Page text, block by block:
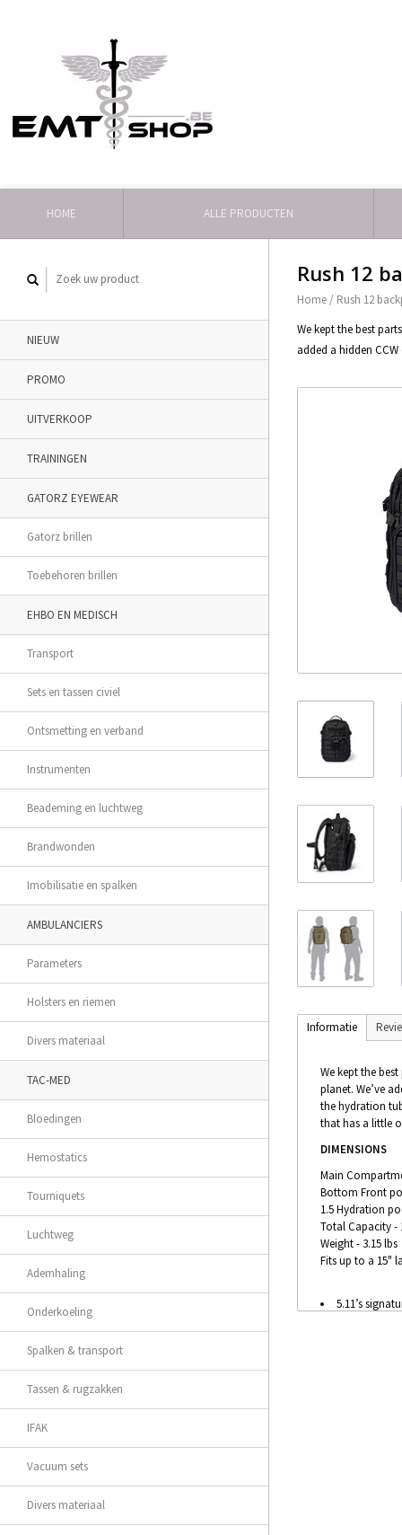
HOME ALLE PRODUCTEN
NIEUW
PROMO
UITVERKOOP
TRAININGEN
GATORZ EYEWEAR
Gatorz brillen
Toebehoren brillen
EHBO EN MEDISCH
Transport
Sets en tassen civiel
Ontsmetting en verband
Instrumenten
Beademing en luchtweg
Brandwonden
Imobilisatie en spalken
AMBULANCIERS
Parameters
Holsters en riemen
Divers materiaal
TAC-MED
Bloedingen
Hemostatics
Tourniquets
Luchtweg
Ademhaling
Onderkoeling
Spalken & transport
Tassen & rugzakken
IFAK
Vacuum sets
Divers materiaal
Rush 12
Home / Rush 12
We kept the best
added a hidden
Informatie
We kept the
planet. We’ve
the hydration
that has a little
DIMENSIONS
Main
Bottom Front
1.5 Hydration
Total Capacity -
Weight - 3.15 lbs
Fits up to a 15"
5.11’s